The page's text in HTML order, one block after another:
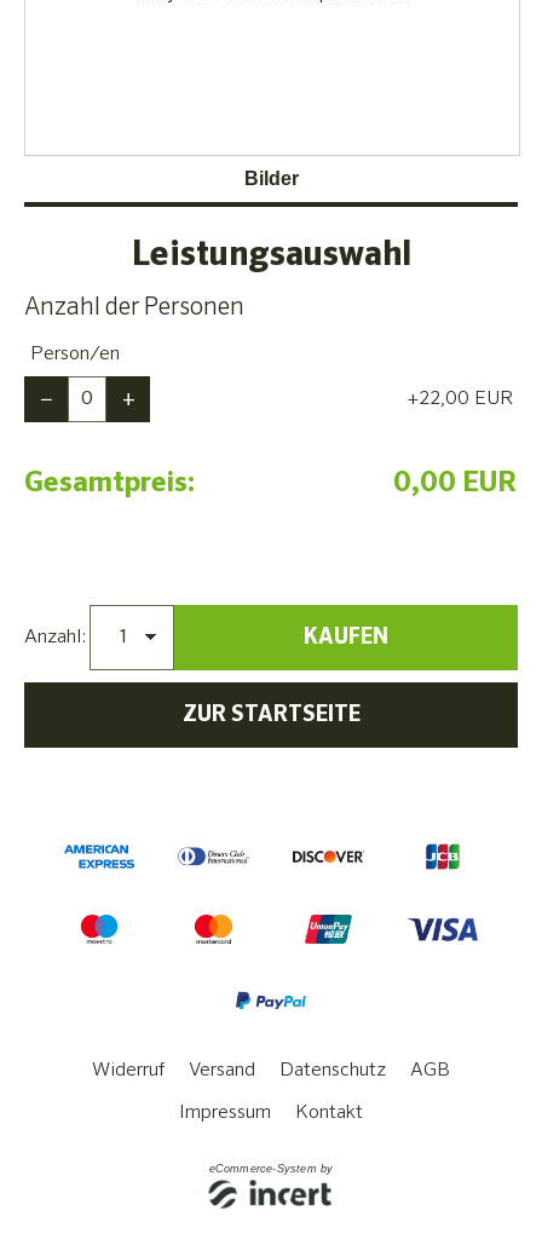
Bilder
Leistungsauswahl
Anzahl der Personen
− +
Person/en
+22,00 EUR
Gesamtpreis: 0,00 EUR
Anzahl: KAUFEN
ZUR STARTSEITE
Widerruf Versand Datenschutz AGB
Impressum Kontakt
eCommerce-System by